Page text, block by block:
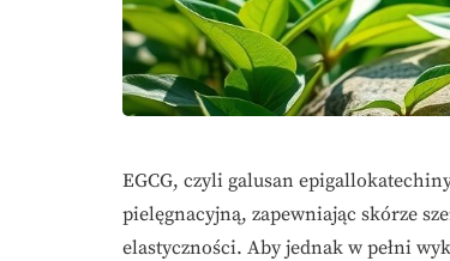
EGCG, czyli galusan
pielęgnacyjną, zapewniając skórze
elastyczności. Aby jednak w pełni